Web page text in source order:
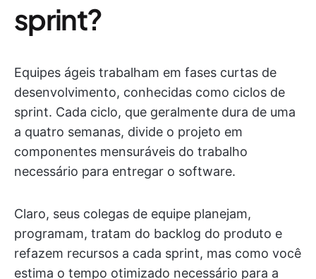
sprint?
Equipes ágeis trabalham em fases curtas de
desenvolvimento, conhecidas como ciclos de
sprint. Cada ciclo, que geralmente dura de uma
a quatro semanas, divide o projeto em
componentes mensuráveis do trabalho
necessário para entregar o software.
Claro, seus colegas de equipe planejam,
programam, tratam do backlog do produto e
refazem recursos a cada sprint, mas como você
estima o tempo otimizado necessário para a